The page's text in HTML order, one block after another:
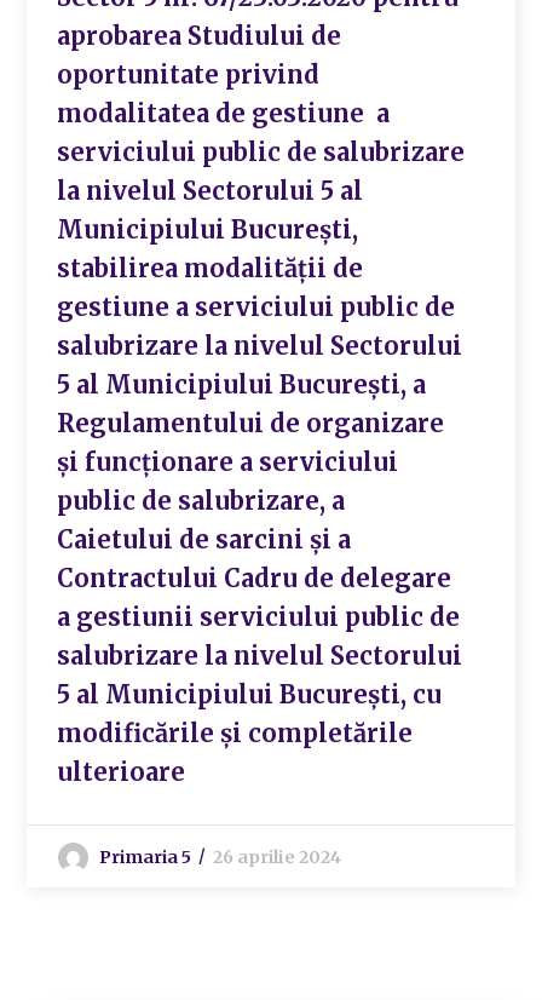
aprobarea Studiului de
oportunitate privind
modalitatea de gestiune a
serviciului public de salubrizare
la nivelul Sectorului 5 al
Municipiului București,
stabilirea modalității de
gestiune a serviciului public de
salubrizare la nivelul Sectorului
5 al Municipiului București, a
Regulamentului de organizare
și funcționare a serviciului
public de salubrizare, a
Caietului de sarcini și a
Contractului Cadru de delegare
a gestiunii serviciului public de
salubrizare la nivelul Sectorului
5 al Municipiului București, cu
modificările și completările
ulterioare
Primaria 5 26 aprilie 2024